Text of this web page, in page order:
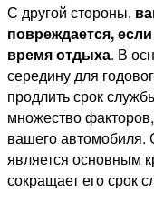
С другой стороны,
повреждается,
время отдыха. В
середину для
продлить срок
множество
вашего автомобиля.
является основным
сокращает его срок